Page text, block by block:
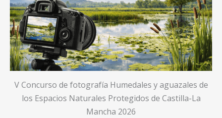
V Concurso de fotografía Humedales y aguazales de
los Espacios Naturales Protegidos de Castilla-La
Mancha 2026